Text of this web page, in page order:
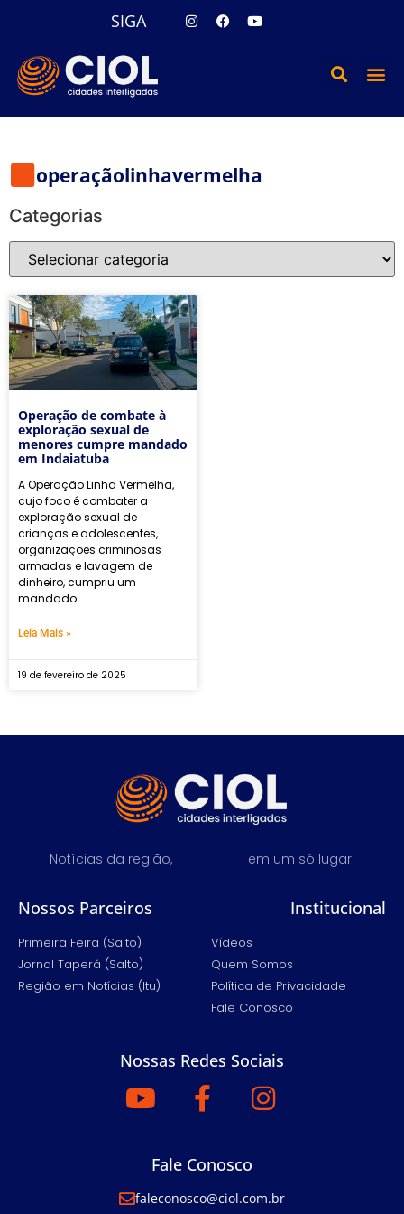
SIGA
operaçãolinhavermelha
Categorias
Operação de combate à
exploração sexual de
menores cumpre mandado
em Indaiatuba
A Operação Linha Vermelha,
cujo foco é combater a
exploração sexual de
crianças e adolescentes,
organizações criminosas
armadas e lavagem de
dinheiro, cumpriu um
mandado
Leia Mais »
19 de fevereiro de 2025
Notícias da região, em um só lugar!
Nossos Parceiros
Primeira Feira (Salto)
Jornal Taperá (Salto)
Região em Notícias (Itu)
Institucional
Vídeos
Quem Somos
Política de Privacidade
Fale Conosco
Nossas Redes Sociais
Fale Conosco
faleconosco@ciol.com.br